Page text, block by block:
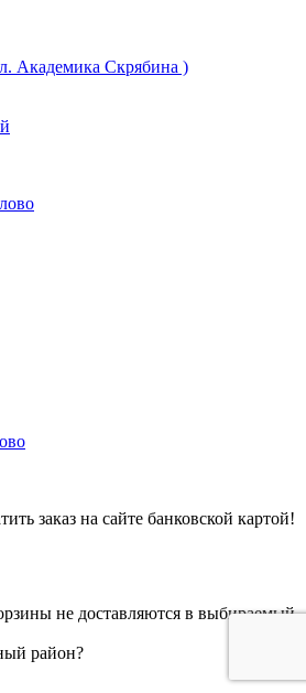
Академика Скрябина )
заказ на сайте банковской картой!
не доставляются в выбираемый
район?